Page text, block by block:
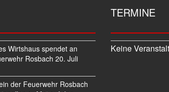
Wirtshaus spendet an
Rosbach 20. Juli
der Feuerwehr Rosbach
TERMINE
Keine